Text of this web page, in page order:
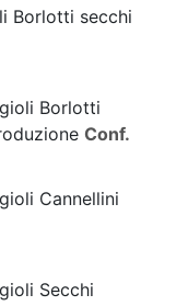
Borlotti secchi
Borlotti
Conf.
Cannellini
Secchi